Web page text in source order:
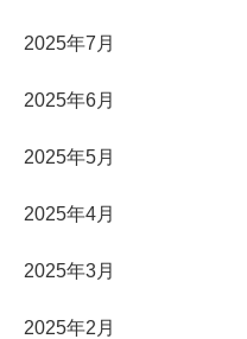
2025年7月
2025年6月
2025年5月
2025年4月
2025年3月
2025年2月